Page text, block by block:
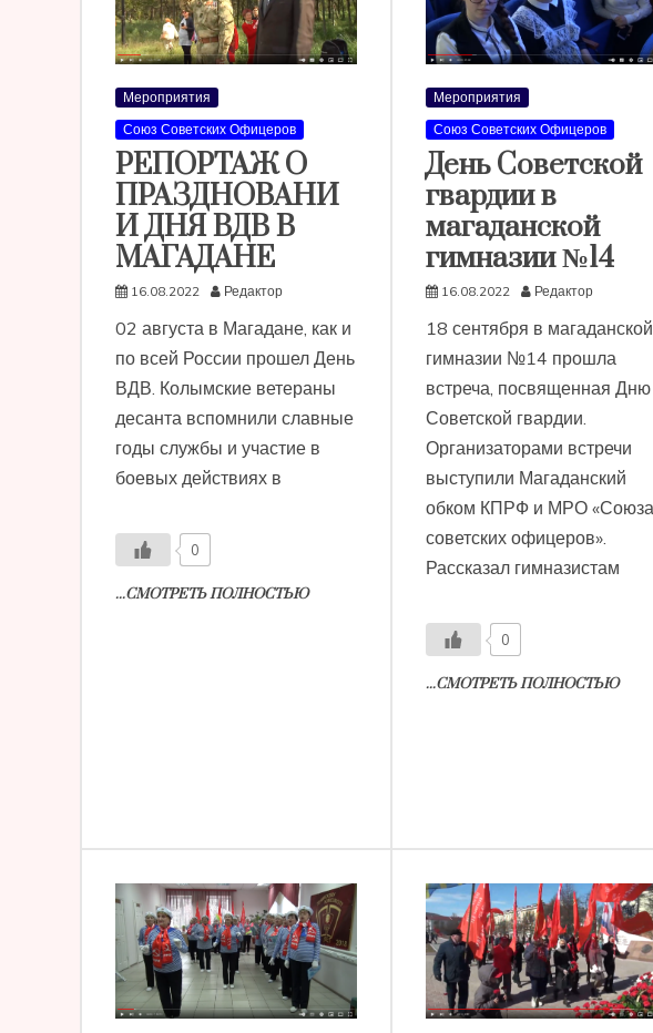
Мероприятия
Союз Советских Офицеров
РЕПОРТАЖ О
ПРАЗДНОВАНИ
И ДНЯ ВДВ В
МАГАДАНЕ
16.08.2022 Редактор
02 августа в Магадане, как и
по всей России прошел День
ВДВ. Колымские ветераны
десанта вспомнили славные
годы службы и участие в
боевых действиях в
0
...СМОТРЕТЬ ПОЛНОСТЬЮ
Мероприятия
Союз Советских Офицеров
День Советской
гвардии в
магаданской
гимназии №14
16.08.2022 Редактор
18 сентября в магаданской
гимназии №14 прошла
встреча, посвященная Дню
Советской гвардии.
Организаторами встречи
выступили Магаданский
обком КПРФ и МРО «Союза
советских офицеров».
Рассказал гимназистам
0
...СМОТРЕТЬ ПОЛНОСТЬЮ